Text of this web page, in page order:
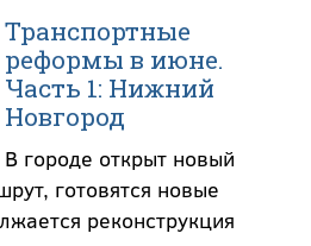
Транспортные
реформы в июне.
Часть 1: Нижний
Новгород
В городе открыт новый
готовятся новые
реконструкция